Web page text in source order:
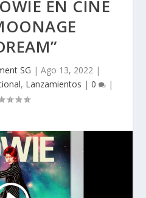
EN CINE
SG | Ago 13, 2022|
, Lanzamientos | 0 |